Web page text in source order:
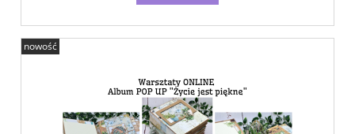
nowość